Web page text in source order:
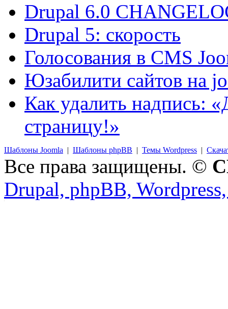
Drupal 6.0
Drupal 5: скорость
Голосования в CMS
Юзабилити сайтов на
Как удалить надпись:
страницу!»
Шаблоны Joomla | Шаблоны phpBB | Темы Wordpress |
Все права защищены. ©
Drupal, phpBB,